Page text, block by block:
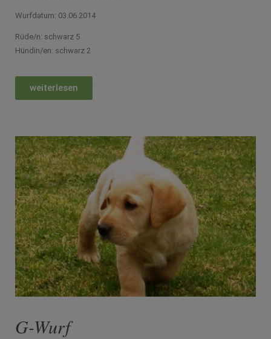
Wurfdatum: 03.06.2014
Rüde/n: schwarz 5
Hündin/en: schwarz 2
weiterlesen
G-Wurf